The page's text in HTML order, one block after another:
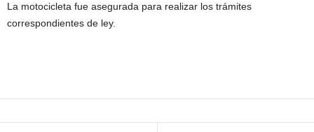
La motocicleta fue asegurada para realizar los trámites
correspondientes de ley.